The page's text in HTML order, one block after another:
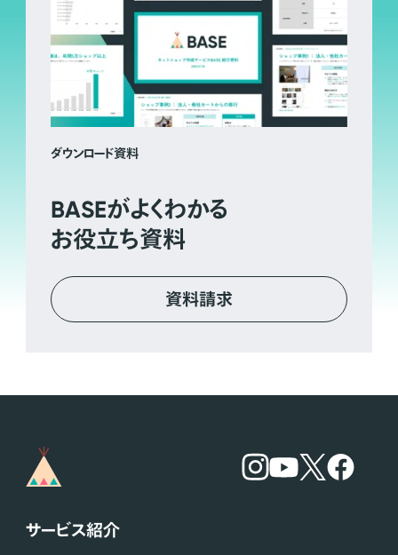
ダウンロード資料
BASEがよくわかる
お役立ち資料
資料請求
サービス紹介